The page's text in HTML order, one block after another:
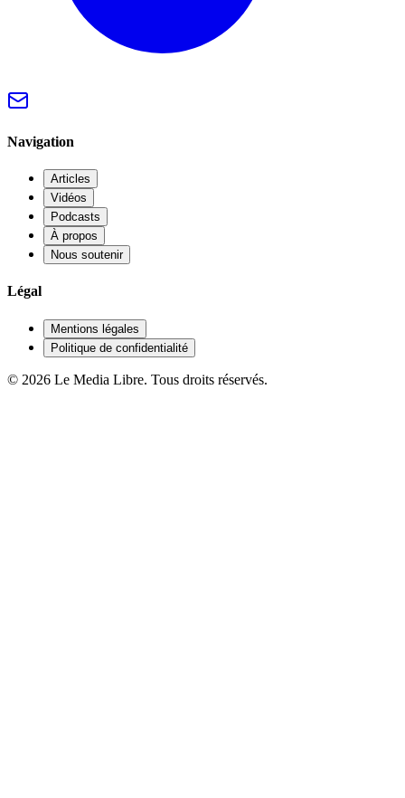
Navigation
Articles
Vidéos
Podcasts
À propos
Nous soutenir
Légal
Mentions légales
Politique de confidentialité
© 2026 Le Media Libre. Tous droits réservés.